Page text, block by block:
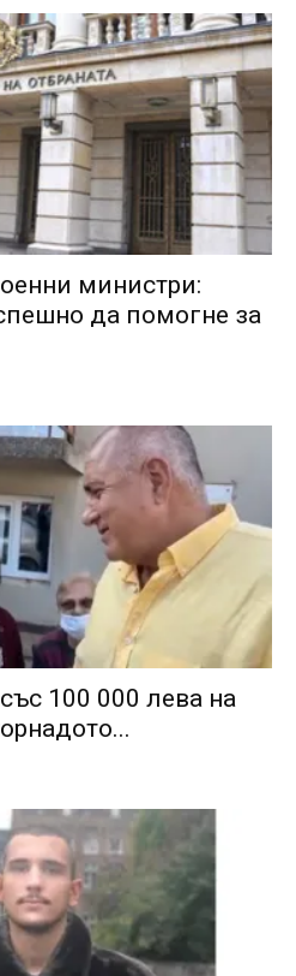
министри:
да помогне за
100 000 лева на